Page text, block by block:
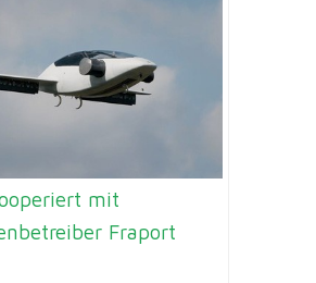
mit
Fraport